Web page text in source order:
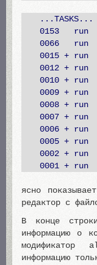
...TASKS...
0153
0066 run
0015 + run
0012 + run
0010 + run
0009 + run
0008 + run
0007 + run
0006 + run
0005 + run
0002 + run
0001 + run
ясно
редактор с
В конце
информацию о
модификатор
информацию